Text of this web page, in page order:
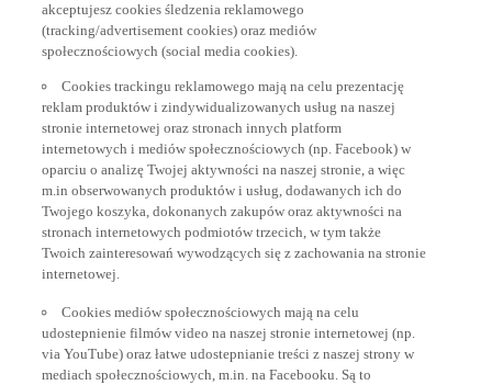
akceptujesz cookies śledzenia reklamowego
(tracking/advertisement cookies) oraz mediów
społecznościowych (social media cookies).
Cookies trackingu reklamowego mają na celu prezentację
reklam produktów i zindywidualizowanych usług na naszej
stronie internetowej oraz stronach innych platform
internetowych i mediów społecznościowych (np. Facebook) w
oparciu o analizę Twojej aktywności na naszej stronie, a więc
m.in obserwowanych produktów i usług, dodawanych ich do
Twojego koszyka, dokonanych zakupów oraz aktywności na
stronach internetowych podmiotów trzecich, w tym także
Twoich zainteresowań wywodzących się z zachowania na stronie
internetowej.
Cookies mediów społecznościowych mają na celu
udostepnienie filmów video na naszej stronie internetowej (np.
via YouTube) oraz łatwe udostepnianie treści z naszej strony w
mediach społecznościowych, m.in. na Facebooku. Są to